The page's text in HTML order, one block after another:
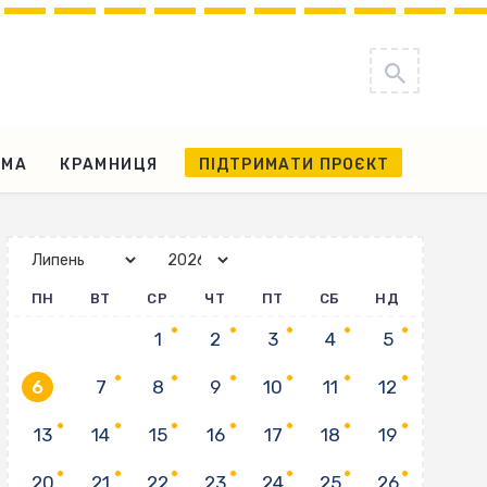
КРАМНИЦЯ ПІДТРИМАТИ ПРОЄКТ
ПН ВТ СР ЧТ ПТ СБ НД
1 2 3 4 5
6 7 8 9 10 11 12
13 14 15 16 17 18 19
20 21 22 23 24 25 26